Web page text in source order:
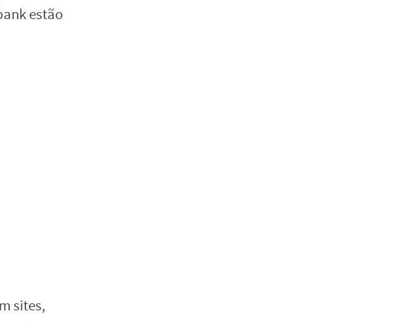
estão
sites,